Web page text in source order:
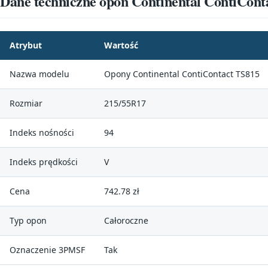
Atrybut Wartość
Nazwa modelu Opony Continental ContiContact TS815
Rozmiar 215/55R17
Indeks nośności 94
Indeks prędkości V
Cena 742.78 zł
Typ opon Całoroczne
Oznaczenie 3PMSF Tak